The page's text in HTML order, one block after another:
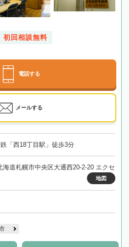
初回相談無料
電話する
メールする
「西18丁目駅」徒歩3分
海道札幌市中央区大通西20-2-20 エクセ
地図